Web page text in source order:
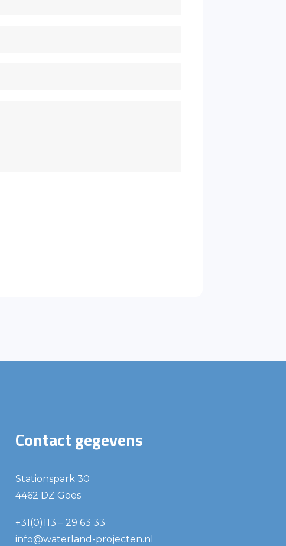
Contact gegevens
Stationspark 30
4462 DZ Goes
+31(0)113 – 29 63 33
info@waterland-projecten.nl